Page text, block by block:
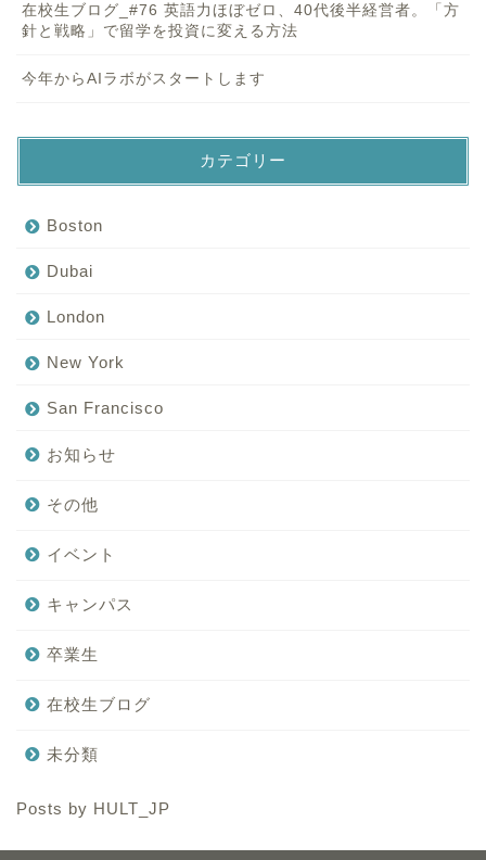
在校生ブログ_#76 英語力ほぼゼロ、40代後半経営者。「方
針と戦略」で留学を投資に変える方法
今年からAIラボがスタートします
カテゴリー
Boston
Dubai
London
New York
San Francisco
お知らせ
その他
イベント
キャンパス
卒業生
在校生ブログ
未分類
Posts by HULT_JP